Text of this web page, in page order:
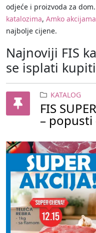
odjeće i proizvoda za
katalozima, Amko akcijama
najbolje cijene.
Najnoviji FIS
se isplati kupiti
KATALOG
FIS
– popusti